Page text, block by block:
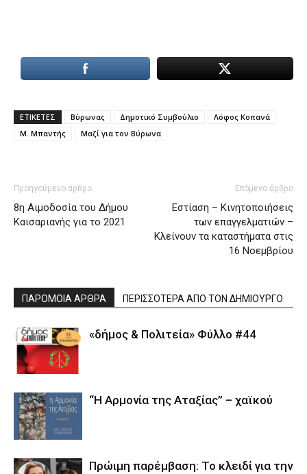
ΕΤΙΚΕΤΕΣ Βύρωνας Δημοτικό Συμβούλιο
Λόφος Κοπανά
Μ. Μπαντής
Μαζί για τον Βύρωνα
Προηγούμενο άρθρο
8η Αιμοδοσία του Δήμου
Καισαριανής για το 2021
Επόμενο άρθρο
Εστίαση – Κινητοποιήσεις
των επαγγελματιών –
Κλείνουν τα καταστήματα στις
16 Νοεμβρίου
ΠΑΡΟΜΟΙΑ ΑΡΘΡΑ ΠΕΡΙΣΣΟΤΕΡΑ ΑΠΟ ΤΟΝ ΔΗΜΙΟΥΡΓΟ
«δήμος & Πολιτεία» Φύλλο #44
“Η Αρμονία της Αταξίας” – χαϊκού
Πρώιμη παρέμβαση: Το κλειδί για την